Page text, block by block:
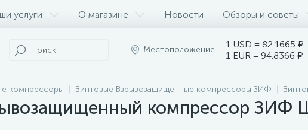
услуги О магазине Новости Обзоры и советы
Местоположение
1 USD = 82.1665 ₽
1 EUR = 94.8366 ₽
компрессоры Винтовые Взрывозащищенные компрессоры ЗИФ
компрессор ЗИФ